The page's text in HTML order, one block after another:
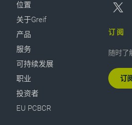
位置
关于Greif
产品
服务
可持续发展
职业
投资者
EU PCBCR
订阅
随时了
订